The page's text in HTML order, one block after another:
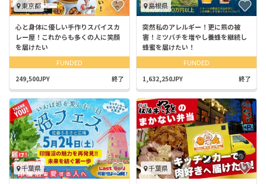
東京都
心と身体に優しい手作りスパイスカ
レー屋！これからも多くの人に笑顔
を届けたい
FUNDED
249,500JPY 終了
島根県
突然私のアレルギー！更に熊の被
害！ミツバチを増やし養蜂を継続し
蜂蜜を届けたい！
FUNDED
1,632,250JPY 終了
千葉県 千葉県